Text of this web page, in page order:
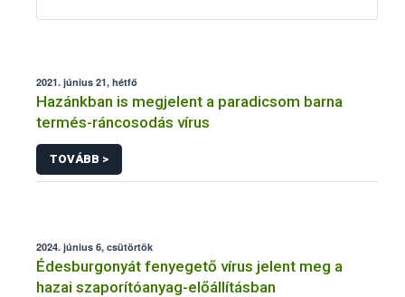
2021. június 21, hétfő
Hazánkban is megjelent a paradicsom barna
termés-ráncosodás vírus
TOVÁBB >
2024. június 6, csütörtök
Édesburgonyát fenyegető vírus jelent meg a
hazai szaporítóanyag-előállításban